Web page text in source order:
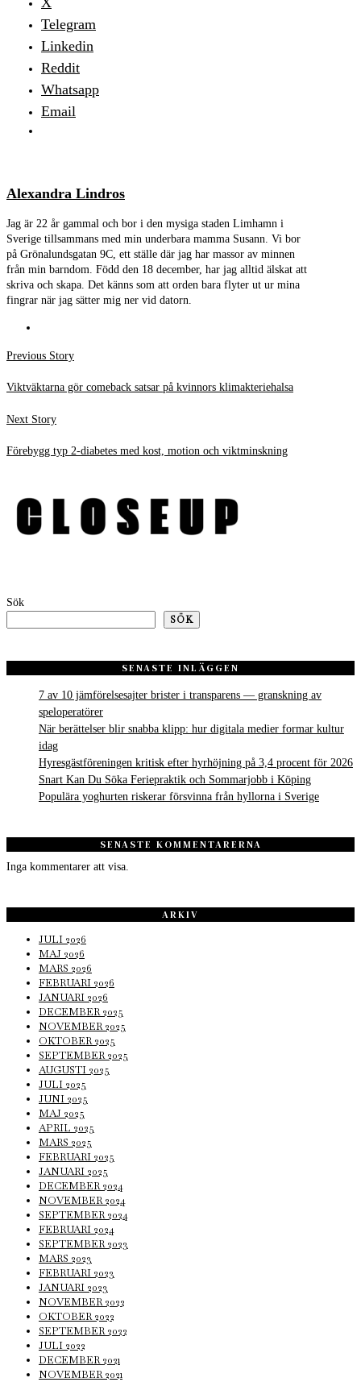
Telegram
Linkedin
Reddit
Whatsapp
Email
Alexandra Lindros
Jag är 22 år gammal och bor i den mysiga staden Limhamn i
Sverige tillsammans med min underbara mamma Susann. Vi bor
på Grönalundsgatan 9C, ett ställe där jag har massor av minnen
från min barndom. Född den 18 december, har jag alltid älskat att
skriva och skapa. Det känns som att orden bara flyter ut ur mina
fingrar när jag sätter mig ner vid datorn.
Inläggsnavigering
Previous StoryPrevious
Viktväktarna gör comeback satsar på kvinnors klimakteriehalsa
Next StoryNext
Förebygg typ 2-diabetes med kost, motion och viktminskning
Sök
SÖK
SENASTE INLÄGGEN
7 av 10 jämförelsesajter brister i transparens — granskning av
speloperatörer
När berättelser blir snabba klipp: hur digitala medier formar kultur
idag
Hyresgästföreningen kritisk efter hyrhöjning på 3,4 procent för 2026
Snart Kan Du Söka Feriepraktik och Sommarjobb i Köping
Populära yoghurten riskerar försvinna från hyllorna i Sverige
SENASTE KOMMENTARERNA
Inga kommentarer att visa.
ARKIV
JULI 2026
MAJ 2026
MARS 2026
FEBRUARI 2026
JANUARI 2026
DECEMBER 2025
NOVEMBER 2025
OKTOBER 2025
SEPTEMBER 2025
AUGUSTI 2025
JULI 2025
JUNI 2025
MAJ 2025
APRIL 2025
MARS 2025
FEBRUARI 2025
JANUARI 2025
DECEMBER 2024
NOVEMBER 2024
SEPTEMBER 2024
FEBRUARI 2024
SEPTEMBER 2023
MARS 2023
FEBRUARI 2023
JANUARI 2023
NOVEMBER 2022
OKTOBER 2022
SEPTEMBER 2022
JULI 2022
DECEMBER 2021
NOVEMBER 2021